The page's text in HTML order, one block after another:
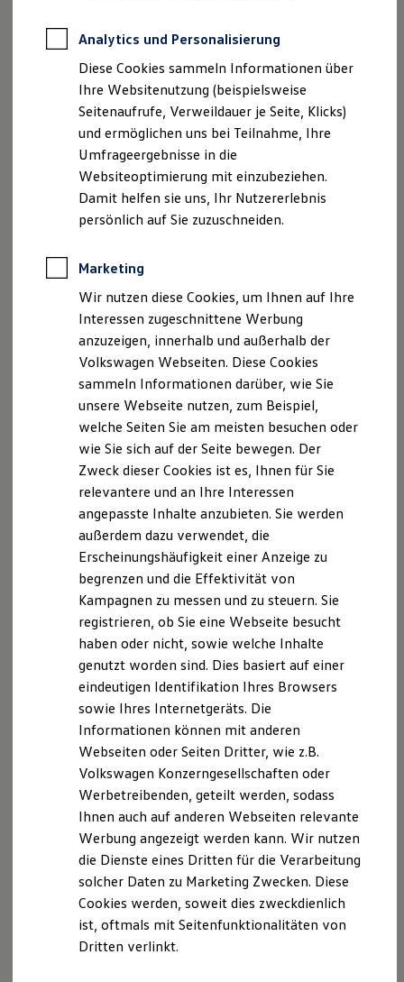
Professional Class bei Volkswagen
Behörden
Direktkunden
Sonderfahrzeuge
Anpfiff zum Gewinn
Elektromobilität
Elektroautos
ID. Tutorials
Elektrofahrzeugkonzepte
ID. EVERY1
Reichweite
Rekuperation
Laden unterwegs
Laden Zuhause
Ladestationen finden
Ladezeitensimulator
Batterie
Sicherheit
Nachhaltigkeit
Technologie
Kosten und Kauf
Kaufoptionen
E-Auto-Förderung
Software und Konnektivität
Die ID. Software 6
ID. Software Versionen und Updates
Digitale Extras
Schnittstellen zu Ihrem ID.
Hybridautos
Marke und Erlebnis
Volkswagen R und R Experience
R-Modelle
R Experience
Driving Experience
Volkswagen entdecken
Werkbesichtigung
Lifestyle Shop
T-Roc Kollektion
Golf Kollektion
ID. Kollektion
Volkswagen Kollektion
R-Kollektion
GTI Kollektion
Fußball Drop
we drive football
#wedriveproud
Besitzer und Service
Software Updates
Service und Ersatzteile
Impressum
Autohaus Schmidt GmbH & Co. KG
Hubertusstraße 56-58
45657 Recklinghausen
Telefon: 02361/90429-0
Fax: +49 2361 90429-99
E-Mail:info.rev@autowelt-schmidt.de
Geschäftsführung:
Max Elsässer
Eric Schmidt
Persönliche haftende Gesellschafterin: Autohaus
Schmidt Verwaltungs GmbH
Hubertusstr. 56-58, 45657 Recklinghausen
HRB 5996, AG Recklinghausen
USt.-ID: DE 814607950
Handelsregister: HRA 4448 AG Recklinghausen
Versicherungsvermittlerregister: D-1V9U-9B146-67
Hinweis gemäß § 36
Verbraucherstreitbeilegungsgesetz (VSBG)
Wir sind zur Teilnahme an einem
Streitbeilegungsverfahren vor einer
Verbraucherschlichtungsstelle weder bereit noch dazu
verpflichtet.
Datenschutzerklärung
A. Verantwortlicher
Wir freuen uns, dass Sie unsere Webseite der
Autohaus Schmidt GmbH & Co. KG, Hubertusstraße
56-58, 45657 Recklinghausen,
info.rev@autowelt-schmidt.de, besuchen. Im
Folgenden informieren wir Sie über die Verarbeitung
Ihrer personenbezogenen Daten durch uns im
Zusammenhang mit Ihrem Besuch unserer Webseite.
Analytics und Personalisierung
Diese Cookies sammeln Informationen über
Ihre Websitenutzung (beispielsweise
Seitenaufrufe, Verweildauer je Seite, Klicks)
und ermöglichen uns bei Teilnahme, Ihre
Umfrageergebnisse in die
Websiteoptimierung mit einzubeziehen.
Damit helfen sie uns, Ihr Nutzererlebnis
persönlich auf Sie zuzuschneiden.
Marketing
Wir nutzen diese Cookies, um Ihnen auf Ihre
Interessen zugeschnittene Werbung
anzuzeigen, innerhalb und außerhalb der
Volkswagen Webseiten. Diese Cookies
sammeln Informationen darüber, wie Sie
unsere Webseite nutzen, zum Beispiel,
welche Seiten Sie am meisten besuchen oder
wie Sie sich auf der Seite bewegen. Der
Zweck dieser Cookies ist es, Ihnen für Sie
relevantere und an Ihre Interessen
angepasste Inhalte anzubieten. Sie werden
außerdem dazu verwendet, die
Erscheinungshäufigkeit einer Anzeige zu
begrenzen und die Effektivität von
Kampagnen zu messen und zu steuern. Sie
registrieren, ob Sie eine Webseite besucht
haben oder nicht, sowie welche Inhalte
genutzt worden sind. Dies basiert auf einer
eindeutigen Identifikation Ihres Browsers
sowie Ihres Internetgeräts. Die
Informationen können mit anderen
Webseiten oder Seiten Dritter, wie z.B.
Volkswagen Konzerngesellschaften oder
Werbetreibenden, geteilt werden, sodass
Ihnen auch auf anderen Webseiten relevante
Werbung angezeigt werden kann. Wir nutzen
die Dienste eines Dritten für die Verarbeitung
solcher Daten zu Marketing Zwecken. Diese
Cookies werden, soweit dies zweckdienlich
ist, oftmals mit Seitenfunktionalitäten von
Dritten verlinkt.